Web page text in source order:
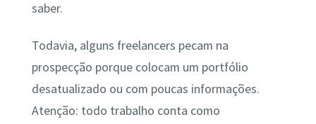
saber.
Todavia, alguns freelancers pecam na
prospecção porque colocam um portfólio
desatualizado ou com poucas informações.
Atenção: todo trabalho conta como